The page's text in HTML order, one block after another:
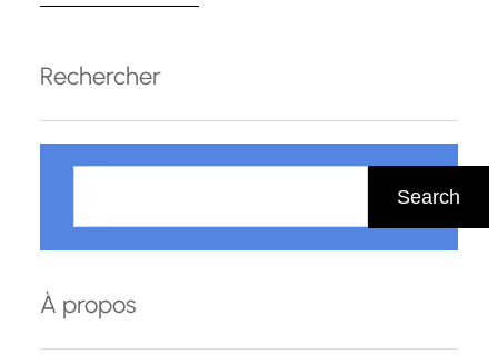
œuvre des méthodes pédagogiques adaptées
aux besoins spécifiques…
Rechercher
h
r
c
Search
À propos